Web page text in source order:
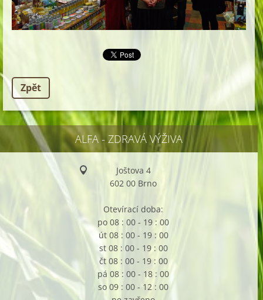
Zpět
ALFA - ZDRAVÁ VÝŽIVA
Joštova 4
602 00 Brno
Otevírací doba:
po 08 : 00 - 19 : 00
út 08 : 00 - 19 : 00
st 08 : 00 - 19 : 00
čt 08 : 00 - 19 : 00
pá 08 : 00 - 18 : 00
so 09 : 00 - 12 : 00